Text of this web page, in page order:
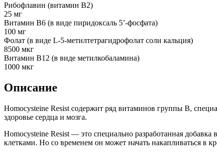
Рибофлавин (витамин B2)
25 мг
Витамин B6 (в виде пиридоксаль 5’-фосфата)
100 мг
Фолат (в виде L-5-метилтетрагидрофолат соли кальция)
8500 мкг
Витамин B12 (в виде метилкобаламина)
1000 мкг
Описание
Homocysteine Resist содержит ряд витаминов группы B,
здоровье сердца и мозга.
Homocysteine Resist — это специально разработанная
клетками. Но со временем он может начать накапливаться в